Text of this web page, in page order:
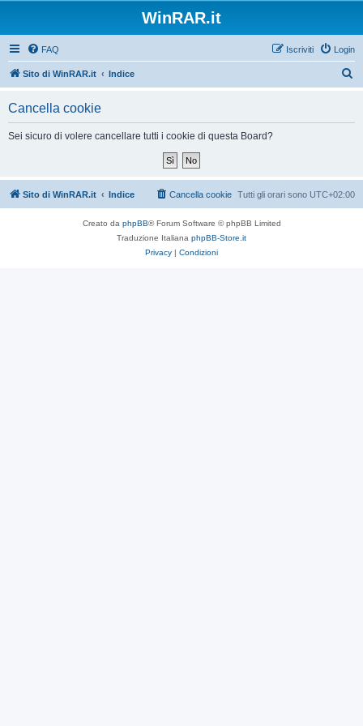
WinRAR.it
FAQ Login
Iscriviti
Sito di WinRAR.it Indice
Cancella cookie
Sei sicuro di volere cancellare tutti i cookie di questa Board?
Sito di WinRAR.it Indice Tutti gli orari sono UTC+02:00
Cancella cookie
Creato da phpBB® Forum Software © phpBB Limited
Traduzione Italiana phpBB-Store.it
Privacy | Condizioni